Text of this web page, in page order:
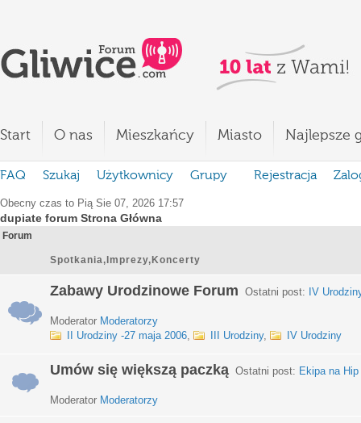
Start O nas Mieszkańcy Miasto Najlepsze
FAQ Szukaj Użytkownicy Grupy Rejestracja
Obecny czas to Pią Sie 07, 2026 17:57
dupiate forum Strona Główna
Forum
Spotkania,Imprezy,Koncerty
Zabawy Urodzinowe Forum Ostatni post: IV
Moderator Moderatorzy
II Urodziny -27 maja 2006, III Urodziny, IV Urodziny
Umów się większą paczką Ostatni post: Ekipa na
Moderator Moderatorzy